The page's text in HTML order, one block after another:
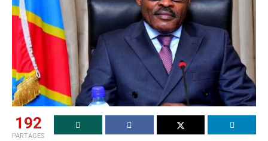
192
PARTAGES